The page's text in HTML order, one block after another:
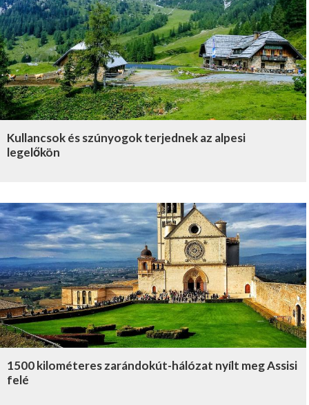
Kullancsok és szúnyogok terjednek az alpesi
legelőkön
1500 kilométeres zarándokút-hálózat nyílt meg Assisi
felé